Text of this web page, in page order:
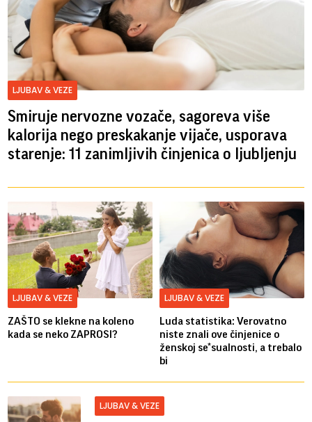
LJUBAV & VEZE
Smiruje nervozne vozače, sagoreva više
kalorija nego preskakanje vijače, usporava
starenje: 11 zanimljivih činjenica o ljubljenju
LJUBAV & VEZE
ZAŠTO se klekne na koleno
kada se neko ZAPROSI?
LJUBAV & VEZE
Luda statistika: Verovatno
niste znali ove činjenice o
ženskoj se*sualnosti, a trebalo
bi
LJUBAV & VEZE